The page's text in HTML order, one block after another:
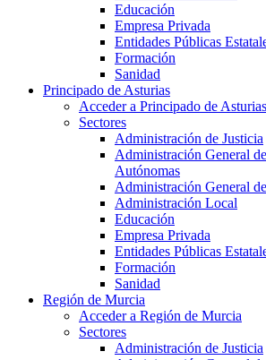
Educación
Empresa Privada
Entidades Públicas
Formación
Sanidad
Principado de Asturias
Acceder a Principado de Asturias
Sectores
Administración de Justicia
Administración General
Autónomas
Administración General
Administración Local
Educación
Empresa Privada
Entidades Públicas
Formación
Sanidad
Región de Murcia
Acceder a Región de Murcia
Sectores
Administración de Justicia